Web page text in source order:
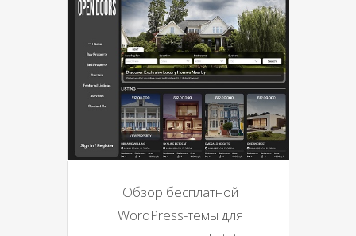
Обзор бесплатной
WordPress-темы для